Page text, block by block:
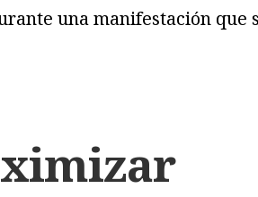
una manifestación que